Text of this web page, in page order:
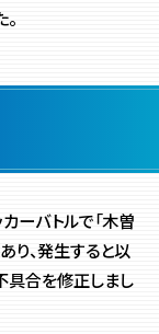
ーバトルで「木曽
り、発生すると以
具合を修正しまし